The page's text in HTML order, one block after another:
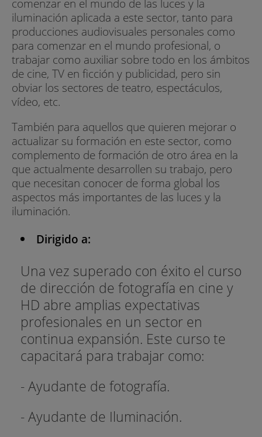
iluminación aplicada a este sector, tanto para
producciones audiovisuales personales como
para comenzar en el mundo profesional, o
trabajar como auxiliar sobre todo en los ámbitos
de cine, TV en ficción y publicidad, pero sin
obviar los sectores de teatro, espectáculos,
vídeo, etc.
También para aquellos que quieren mejorar o
actualizar su formación en este sector, como
complemento de formación de otro área en la
que actualmente desarrollen su trabajo, pero
que necesitan conocer de forma global los
aspectos más importantes de las luces y la
iluminación.
Dirigido a:
Una vez superado con éxito el curso
de dirección de fotografía en cine y
HD abre amplias expectativas
profesionales en un sector en
continua expansión. Este curso te
capacitará para trabajar como:
- Ayudante de fotografía.
- Ayudante de Iluminación.